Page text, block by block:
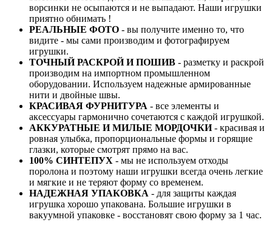
ворсинки не осыпаются и не выпадают. Наши игрушки
приятно обнимать !
РЕАЛЬНЫЕ ФОТО - вы получите именно то, что
видите - мы сами производим и фотографируем
игрушки.
ТОЧНЫЙ РАСКРОЙ И ПОШИВ - разметку и раскрой
производим на импортном промышленном
оборудовании. Используем надежные армированные
нити и двойные швы.
КРАСИВАЯ ФУРНИТУРА - все элементы и
аксессуары гармонично сочетаются с каждой игрушкой.
АККУРАТНЫЕ И МИЛЫЕ МОРДОЧКИ- красивая и
ровная улыбка, пропорциональные формы и горящие
глазки, которые смотрят прямо на вас.
100% СИНТЕПУХ - мы не используем отходы
поролона и поэтому наши игрушки всегда очень легкие
и мягкие и не теряют форму со временем.
НАДЕЖНАЯ УПАКОВКА - для защиты каждая
игрушка хорошо упакована. Большие игрушки в
вакуумной упаковке - восстановят свою форму за 1 час.